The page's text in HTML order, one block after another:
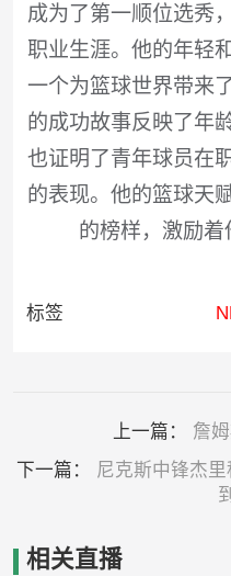
成为了第一顺位选秀
职业生涯。他的年轻
一个为篮球世界带来
的成功故事反映了年
也证明了青年球员在
的表现。他的篮球天
的榜样，激励着
标签
上一篇： 詹
下一篇： 尼克斯中锋杰
相关直播